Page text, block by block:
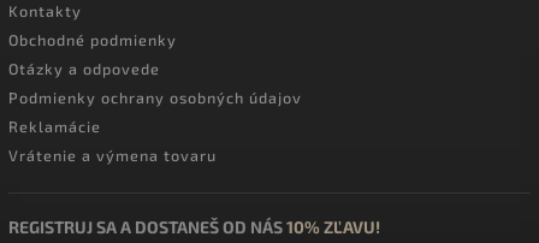
Kontakty
Obchodné podmienky
Otázky a odpovede
Podmienky ochrany osobných údajov
Reklamácie
Vrátenie a výmena tovaru
REGISTRUJ SA A DOSTANEŠ OD NÁS10% ZĽAVU!